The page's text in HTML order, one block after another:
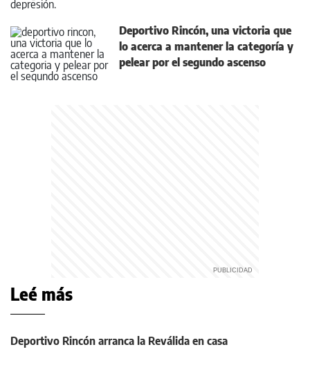
Deportivo Rincón, una victoria que
lo acerca a mantener la categoría y
pelear por el segundo ascenso
Leé más
Deportivo Rincón arranca la Reválida en casa